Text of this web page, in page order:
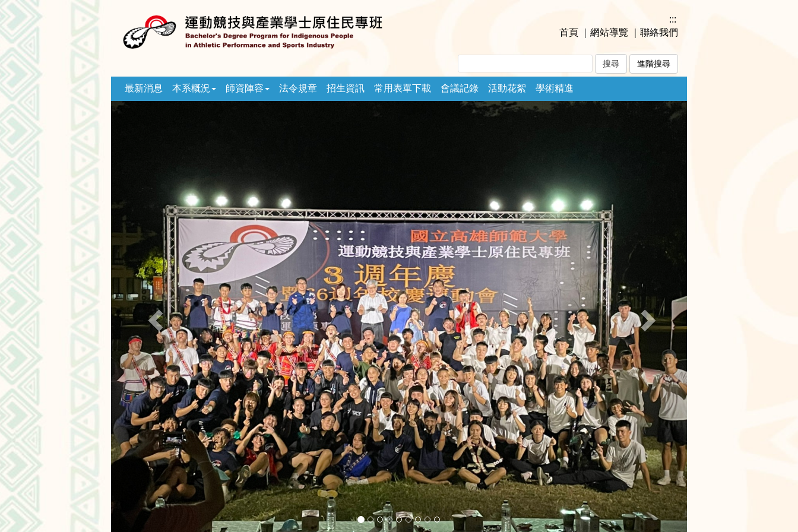
跳
到
主
內
容
區
塊
:::
首頁
網站導覽 聯絡我們
進階搜尋
最新消息 本系概況 師資陣容 法令規章 招生資訊 常用表單下載 會議記錄 活動花絮 學術精進
Next